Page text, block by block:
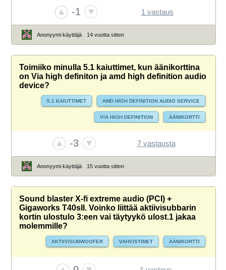
-1 1 vastaus
Anonyymi käyttäjä 14 vuotta sitten
Toimiiko minulla 5.1 kaiuttimet, kun äänikorttina
on Via high definiton ja amd high definition audio
device?
5.1 KAIUTTIMET AMD HIGH DEFINITION AUDIO SERVICE
VIA HIGH DEFINITION ÄÄNIKORTTI
-3 7 vastausta
Anonyymi käyttäjä 15 vuotta sitten
Sound blaster X-fi extreme audio (PCI) +
Gigaworks T40sII. Voinko liittää aktiivisubbarin
kortin ulostulo 3:een vai täytyykö ulost.1 jakaa
molemmille?
AKTIIVISUBWOOFER VAHVISTIMET ÄÄNIKORTTI